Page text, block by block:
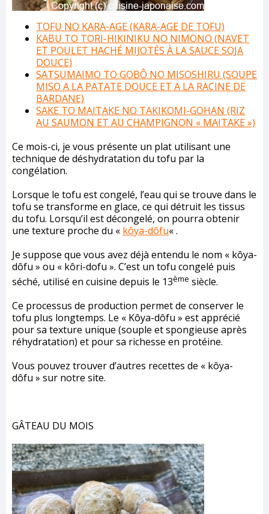
TOFU NO KARA-AGE (KARA-AGE DE TOFU)
KABU TO TORI-HIKINIKU NO NIMONO (NAVET
ET POULET HACHÉ MIJOTÉS À LA SAUCE SOJA
DOUCE)
SATSUMAIMO TO GOBÔ NO MISOSHIRU (SOUPE
MISO A LA PATATE DOUCE ET A LA RACINE DE
BARDANE)
SAKE TO MAITAKE NO TAKIKOMI-GOHAN (RIZ
AU SAUMON ET AU CHAMPIGNON « MAITAKE »)
Ce mois-ci, je vous présente un plat utilisant une
technique de déshydratation du tofu par la
congélation.
Lorsque le tofu est congelé, l’eau qui se trouve dans le
tofu se transforme en glace, ce qui détruit les tissus
du tofu. Lorsqu’il est décongelé, on pourra obtenir
une texture proche du « kôya-dôfu« .
Je suppose que vous avez déjà entendu le nom « kôya-
dôfu » ou « kôri-dofu ». C’est un tofu congelé puis
séché, utilisé en cuisine depuis le 13ème siècle.
Ce processus de production permet de conserver le
tofu plus longtemps. Le « Kôya-dôfu » est apprécié
pour sa texture unique (souple et spongieuse après
réhydratation) et pour sa richesse en protéine.
Vous pouvez trouver d’autres recettes de « kôya-
dôfu » sur notre site.
GÂTEAU DU MOIS